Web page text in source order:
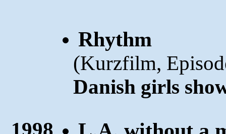
Rhythm
(Kurzfilm,
Danish girls